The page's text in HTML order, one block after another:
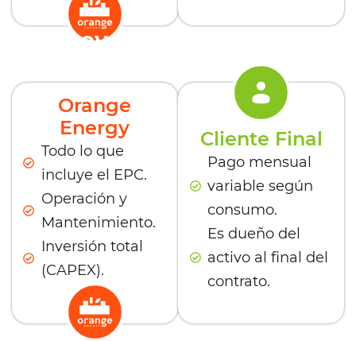
Proyecto de Venta de
Energía / PPA
Orange
Energy
Todo lo que
incluye el EPC.
Operación y
Mantenimiento.
Inversión total
(CAPEX).
Cliente Final
Pago mensual
variable según
consumo.
Es dueño del
activo al final del
contrato.